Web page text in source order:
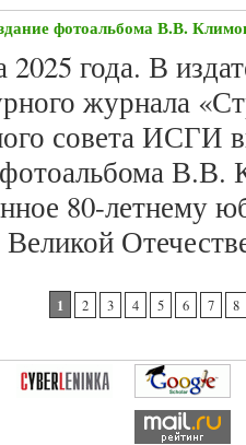
фотоальбома В.В.
2025 года. В
журнала
совета ИСГИ
80-летнему
1 2 3 4 5 6 7 8